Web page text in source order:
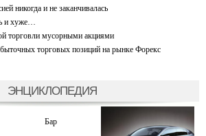
никогда и не заканчивалась
и хуже…
торговли мусорными акциями
торговых позиций на рынке Форекс
ЭНЦИКЛОПЕДИЯ
Бар